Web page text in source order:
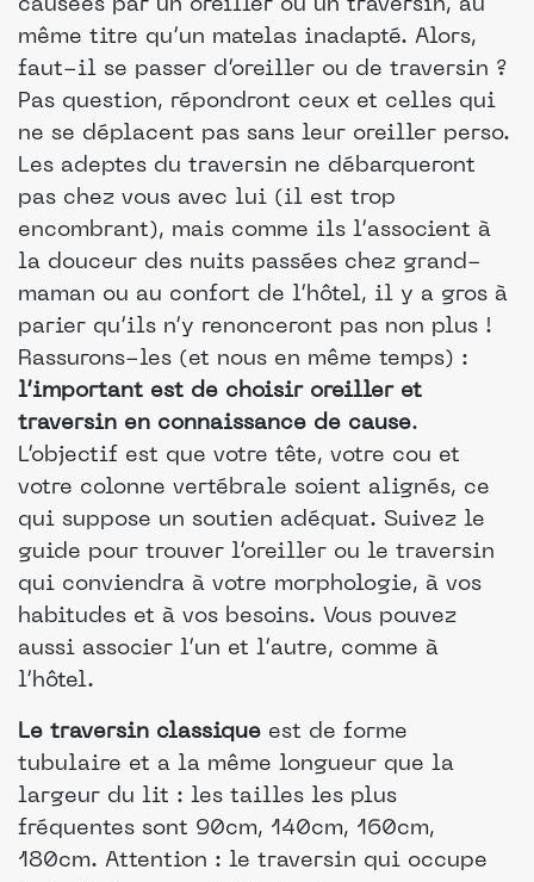
causées par un oreiller ou un traversin, au
même titre qu’un matelas inadapté. Alors,
faut-il se passer d’oreiller ou de traversin ?
Pas question, répondront ceux et celles qui
ne se déplacent pas sans leur oreiller perso.
Les adeptes du traversin ne débarqueront
pas chez vous avec lui (il est trop
encombrant), mais comme ils l’associent à
la douceur des nuits passées chez grand-
maman ou au confort de l’hôtel, il y a gros à
parier qu’ils n’y renonceront pas non plus !
Rassurons-les (et nous en même temps) :
l’important est de choisir oreiller et
traversin en connaissance de cause.
L’objectif est que votre tête, votre cou et
votre colonne vertébrale soient alignés, ce
qui suppose un soutien adéquat. Suivez le
guide pour trouver l’oreiller ou le traversin
qui conviendra à votre morphologie, à vos
habitudes et à vos besoins. Vous pouvez
aussi associer l’un et l’autre, comme à
l’hôtel.
Le traversin classique est de forme
tubulaire et a la même longueur que la
largeur du lit : les tailles les plus
fréquentes sont 90cm, 140cm, 160cm,
180cm. Attention : le traversin qui occupe